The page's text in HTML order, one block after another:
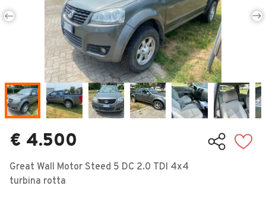
Auto d'epoca
Camper
Veicoli Commerciali
Concessionari
€ 4.500
Great Wall Motor Steed 5 DC 2.0 TDI 4x4
turbina rotta